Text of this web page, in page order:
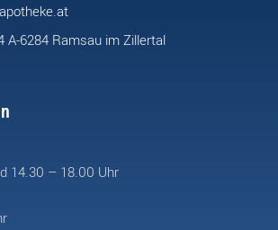
A-6284 Ramsau im Zillertal
14.30 – 18.00 Uhr